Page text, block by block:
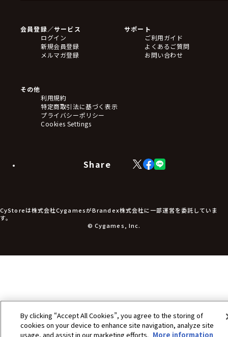
フィギュア
アクリルスタンド
バッジ
キーホルダー・ストラップ
ステッカー・シール・カード
タペストリー・ポスター
アームサポーター
ブレードホルダー
食品・飲料品
アパレル小物
アクセサリー
会員登録／サービス
ログイン
新規会員登録
メルマガ登録
サポート
ご利用ガイド
よくあるご質問
お問い合わせ
その他
利用規約
特定商取引法に基づく表示
プライバシーポリシー
Cookies Settings
Share
X
(Twitter)
Facebook
LINE
CyStoreは株式会社CygamesがBrandex株式会社に一部運営を委託していま
す。
© Cygames, Inc.
By clicking “Accept All Cookies”, you agree to the storing of
cookies on your device to enhance site navigation, analyze site
usage, and assist in our marketing efforts. More information